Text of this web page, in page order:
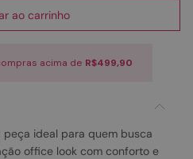
ao carrinho
acima de R$499,90
peça ideal para quem busca
office look com conforto e